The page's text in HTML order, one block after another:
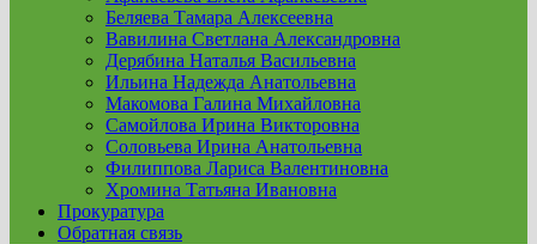
Беляева Тамара Алексеевна
Вавилина Светлана Александровна
Дерябина Наталья Васильевна
Ильина Надежда Анатольевна
Макомова Галина Михайловна
Самойлова Ирина Викторовна
Соловьева Ирина Анатольевна
Филиппова Лариса Валентиновна
Хромина Татьяна Ивановна
Прокуратура
Обратная связь